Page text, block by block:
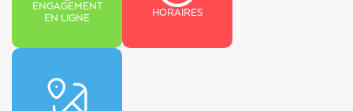
ENGAGEMENT
EN LIGNE
HORAIRES